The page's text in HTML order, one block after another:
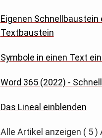
Eigenen Schnellbaustein
Textbaustein
Symbole in einen Text
Word 365 (2022) -
Das Lineal einblenden
Alle Artikel anzeigen ( 5 )